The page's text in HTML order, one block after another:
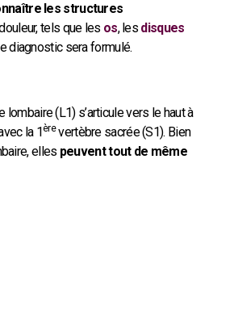
les structures
tels que les os, les disques
diagnostic sera formulé.
lombaire (L1) s’articule vers le haut à
la 1èrevertèbre sacrée (S1). Bien
elles peuvent tout de même